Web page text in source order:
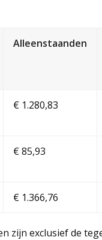
Alleenstaanden
€ 1.280,83
€ 85,93
€ 1.366,76
zijn exclusief de